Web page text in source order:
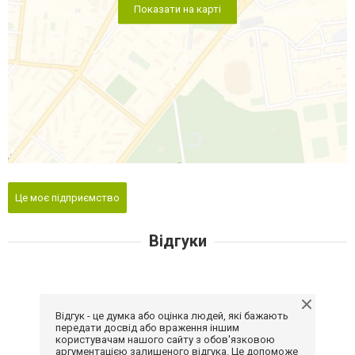
Показати на карті
Це моє підприємство
Відгуки
Відгук - це думка або оцінка людей, які бажають
передати досвід або враження іншим
користувачам нашого сайту з обов'язковою
аргументацією залишеного відгука. Це допоможе